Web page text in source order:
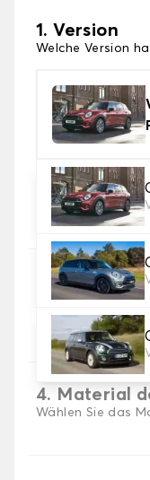
1. Version
Welche Version
2. Material
Wählen Sie das
3.
Wählen Sie die
Kofferraums.
4. Material
Wählen Sie das